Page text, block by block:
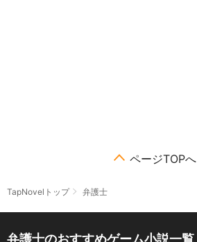
ページTOPへ
TapNovelトップ 弁護士